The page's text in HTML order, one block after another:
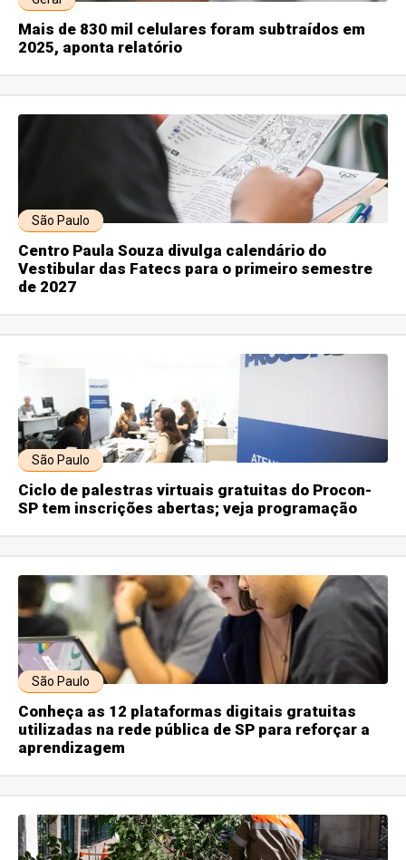
Mais de 830 mil celulares foram subtraídos em
2025, aponta relatório
São Paulo
Centro Paula Souza divulga calendário do
Vestibular das Fatecs para o primeiro semestre
de 2027
São Paulo
Ciclo de palestras virtuais gratuitas do Procon-
SP tem inscrições abertas; veja programação
São Paulo
Conheça as 12 plataformas digitais gratuitas
utilizadas na rede pública de SP para reforçar a
aprendizagem